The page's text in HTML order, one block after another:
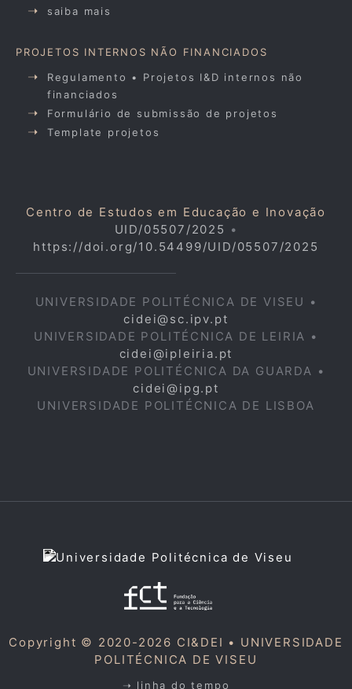
saiba mais
PROJETOS INTERNOS NÃO FINANCIADOS
Regulamento • Projetos I&D internos não
financiados
Formulário de submissão de projetos
Template projetos
Centro de Estudos em Educação e Inovação
UID/05507/2025 •
https://doi.org/10.54499/UID/05507/2025
UNIVERSIDADE POLITÉCNICA DE VISEU •
cidei@sc.ipv.pt
UNIVERSIDADE POLITÉCNICA DE LEIRIA •
cidei@ipleiria.pt
UNIVERSIDADE POLITÉCNICA DA GUARDA •
cidei@ipg.pt
UNIVERSIDADE POLITÉCNICA DE LISBOA
Copyright © 2020-2026 CI&DEI • UNIVERSIDADE
POLITÉCNICA DE VISEU
➝ linha do tempo